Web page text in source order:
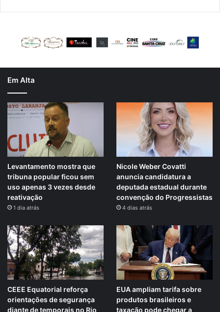
Em Alta
Levantamento mostra que
tribuna popular ficou sem
uso apenas 3 vezes desde
reativação
1 dia atrás
Nicole Weber Covatti
anuncia candidatura a
deputada estadual durante
convenção do Progressistas
4 dias atrás
CEEE Equatorial reforça
orientações de segurança
diante de temporais no Rio
EUA ampliam tarifa sobre
produtos brasileiros e
taxação pode chegar a